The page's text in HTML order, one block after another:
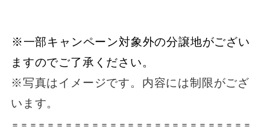
※一部キャンペーン対象外の分譲地がござい
ますのでご了承ください。
※写真はイメージです。内容には制限がござ
います。
＝＝＝＝＝＝＝＝＝＝＝＝＝＝＝＝＝＝＝＝＝＝＝＝＝＝＝